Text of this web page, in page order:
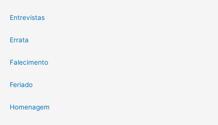
Entrevistas
Errata
Falecimento
Feriado
Homenagem